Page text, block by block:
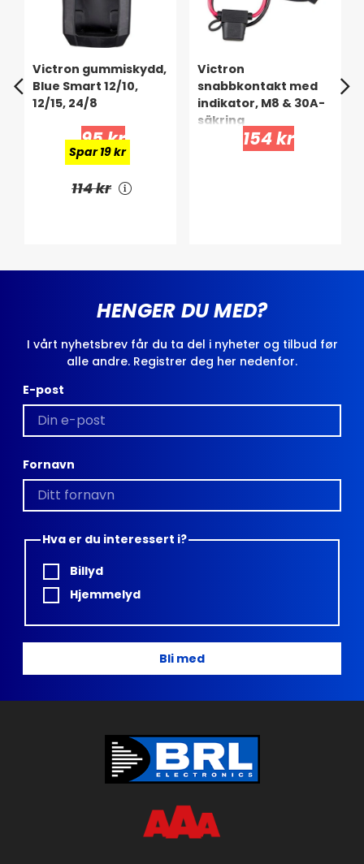
Victron gummiskydd,
Blue Smart 12/10,
12/15, 24/8
95 kr
Spar 19 kr
114 kr
Victron
snabbkontakt med
indikator, M8 & 30A-
säkring
154 kr
HENGER DU MED?
I vårt nyhetsbrev får du ta del i nyheter og tilbud før
alle andre. Registrer deg her nedenfor.
E-post
Fornavn
Hva er du interessert i?
Billyd
Hjemmelyd
Bli med